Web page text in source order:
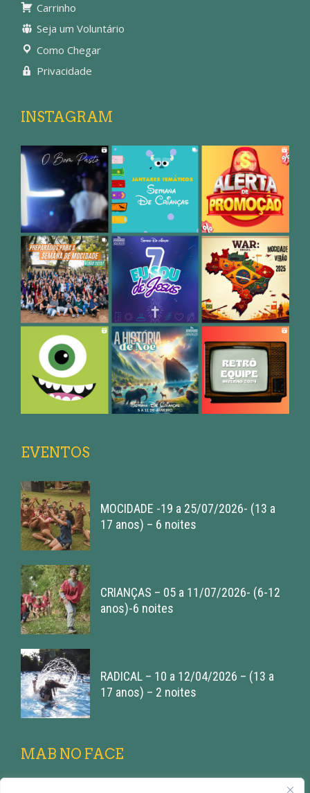
Carrinho
Seja um Voluntário
Como Chegar
Privacidade
INSTAGRAM
EVENTOS
MOCIDADE -19 a 25/07/2026- (13 a
17 anos) – 6 noites
CRIANÇAS – 05 a 11/07/2026- (6-12
anos)-6 noites
RADICAL – 10 a 12/04/2026 – (13 a
17 anos) – 2 noites
MAB NO FACE